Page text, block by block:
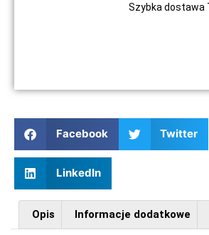
Facebook Twitter
LinkedIn
Szybka dostawa
Opis Informacje dodatkowe